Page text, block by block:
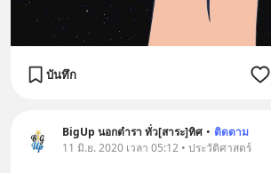
บันทึก
BigUp นอกตำรา ทั่ว[สาระ]ทิศ • ติดตาม
11 มิ.ย. 2020 เวลา 05:12 • ประวัติศาสตร์